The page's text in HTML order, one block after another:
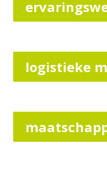
logistieke